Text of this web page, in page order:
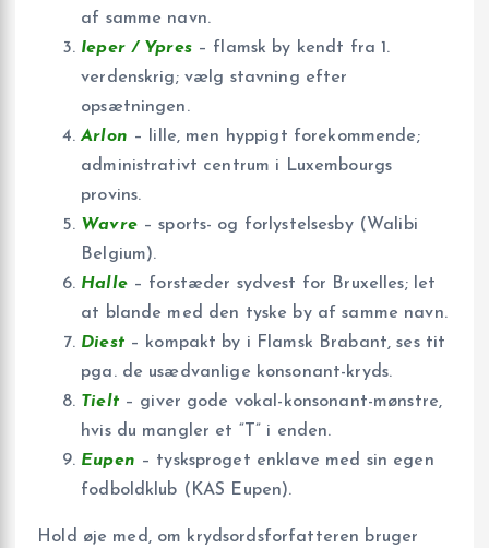
af samme navn.
Ieper / Ypres– flamsk by kendt fra 1.
verdenskrig; vælg stavning efter
opsætningen.
Arlon – lille, men hyppigt forekommende;
administrativt centrum i Luxembourgs
provins.
Wavre– sports- og forlystelsesby (Walibi
Belgium).
Halle– forstæder sydvest for Bruxelles; let
at blande med den tyske by af samme navn.
Diest– kompakt by i Flamsk Brabant, ses tit
pga. de usædvanlige konsonant-kryds.
Tielt– giver gode vokal-konsonant-mønstre,
hvis du mangler et “T” i enden.
Eupen – tysksproget enklave med sin egen
fodboldklub (KAS Eupen).
Hold øje med, om krydsordsforfatteren bruger